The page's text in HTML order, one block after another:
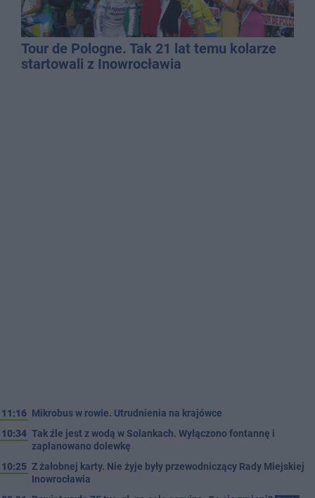
Tour de Pologne. Tak 21 lat temu kolarze
startowali z Inowrocławia
11:16 Mikrobus w rowie. Utrudnienia na krajówce
10:34 Tak źle jest z wodą w Solankach. Wyłączono fontannę i
zaplanowano dolewkę
10:25 Z żałobnej karty. Nie żyje były przewodniczący Rady Miejskiej
Inowrocławia